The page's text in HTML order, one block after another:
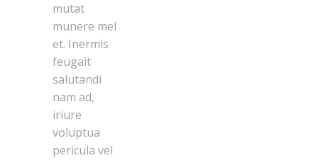
mutat
munere mel
et. Inermis
feugait
salutandi
nam ad,
iriure
voluptua
pericula vel